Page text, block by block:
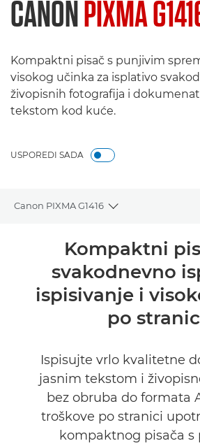
CANONPIXMA
Kompaktni pisač s punjivim
visokog učinka za isplativo
živopisnih fotografija i
tekstom kod kuće.
USPOREDI SADA
Canon PIXMA G1416
Toggle
Tehnički podaci
Kompaktni
svakodnevno
ispisivanje i
po
Ispisujte vrlo kvalitetne
jasnim tekstom i
bez obruba do formata
troškove po stranici
kompaktnog pisača